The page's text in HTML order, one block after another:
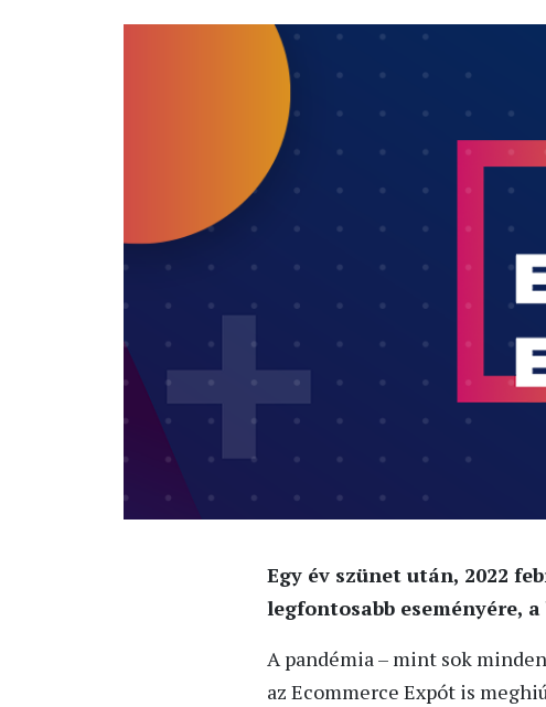
Egy év szünet után, 2022
legfontosabb eseményére,
A pandémia – mint sok
az Ecommerce Expót is